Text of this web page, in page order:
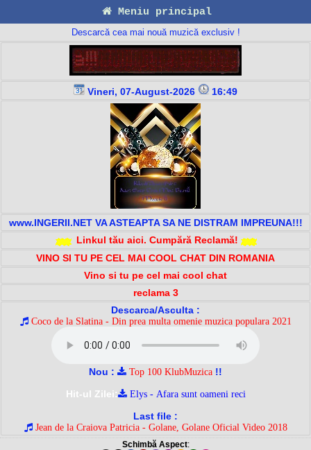
Meniu principal
Descarcă cea mai nouă muzică exclusiv !
Vineri, 07-August-2026 16:49
www.INGERII.NET VA ASTEAPTA SA NE DISTRAM IMPREUNA!!!
Linkul tău aici. Cumpără Reclamă!
VINO SI TU PE CEL MAI COOL CHAT DIN ROMANIA
Vino si tu pe cel mai cool chat
reclama 3
Descarca/Asculta :
Coco de la Slatina - Din prea multa omenie muzica populara 2021
Nou : Top 100 KlubMuzica !!
Hit-ul Zilei:
Elys - Afara sunt oameni reci
Last file :
Jean de la Craiova Patricia - Golane, Golane Oficial Video 2018
Schimbă Aspect: